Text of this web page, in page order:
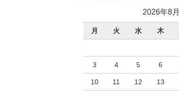
2026年8月
月 火 水 木
3 4 5 6
10 11 12 13